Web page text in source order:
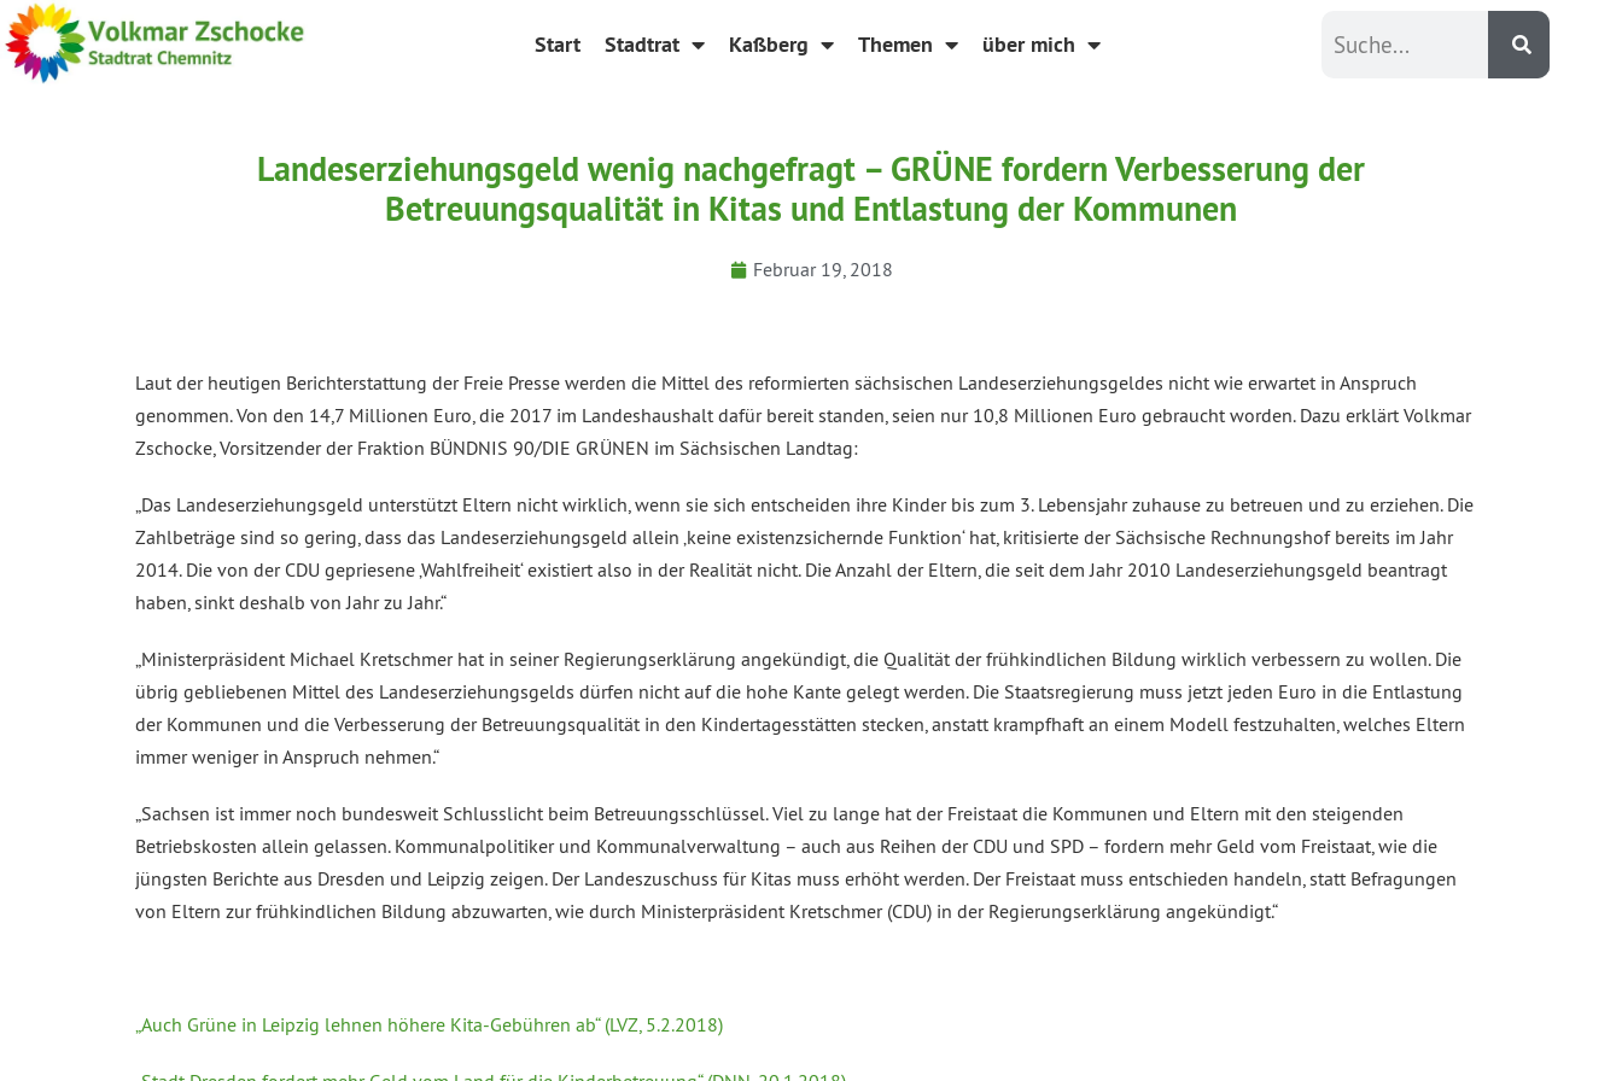
Start Stadtrat Kaßberg Themen über mich
Landeserziehungsgeld wenig nachgefragt – GRÜNE fordern Verbesserung der
Betreuungsqualität in Kitas und Entlastung der Kommunen
Februar 19, 2018
Laut der heutigen Berichterstattung der Freie Presse werden die Mittel des reformierten sächsischen Landeserziehungsgeldes nicht wie erwartet in Anspruch
genommen. Von den 14,7 Millionen Euro, die 2017 im Landeshaushalt dafür bereit standen, seien nur 10,8 Millionen Euro gebraucht worden. Dazu erklärt Volkmar
Zschocke, Vorsitzender der Fraktion BÜNDNIS 90/DIE GRÜNEN im Sächsischen Landtag:
„Das Landeserziehungsgeld unterstützt Eltern nicht wirklich, wenn sie sich entscheiden ihre Kinder bis zum 3. Lebensjahr zuhause zu betreuen und zu erziehen. Die
Zahlbeträge sind so gering, dass das Landeserziehungsgeld allein ‚keine existenzsichernde Funktion‘ hat, kritisierte der Sächsische Rechnungshof bereits im Jahr
2014. Die von der CDU gepriesene ‚Wahlfreiheit‘ existiert also in der Realität nicht. Die Anzahl der Eltern, die seit dem Jahr 2010 Landeserziehungsgeld beantragt
haben, sinkt deshalb von Jahr zu Jahr.“
„Ministerpräsident Michael Kretschmer hat in seiner Regierungserklärung angekündigt, die Qualität der frühkindlichen Bildung wirklich verbessern zu wollen. Die
übrig gebliebenen Mittel des Landeserziehungsgelds dürfen nicht auf die hohe Kante gelegt werden. Die Staatsregierung muss jetzt jeden Euro in die Entlastung
der Kommunen und die Verbesserung der Betreuungsqualität in den Kindertagesstätten stecken, anstatt krampfhaft an einem Modell festzuhalten, welches Eltern
immer weniger in Anspruch nehmen.“
„Sachsen ist immer noch bundesweit Schlusslicht beim Betreuungsschlüssel. Viel zu lange hat der Freistaat die Kommunen und Eltern mit den steigenden
Betriebskosten allein gelassen. Kommunalpolitiker und Kommunalverwaltung – auch aus Reihen der CDU und SPD – fordern mehr Geld vom Freistaat, wie die
jüngsten Berichte aus Dresden und Leipzig zeigen. Der Landeszuschuss für Kitas muss erhöht werden. Der Freistaat muss entschieden handeln, statt Befragungen
von Eltern zur frühkindlichen Bildung abzuwarten, wie durch Ministerpräsident Kretschmer (CDU) in der Regierungserklärung angekündigt.“
„Auch Grüne in Leipzig lehnen höhere Kita-Gebühren ab“ (LVZ, 5.2.2018)